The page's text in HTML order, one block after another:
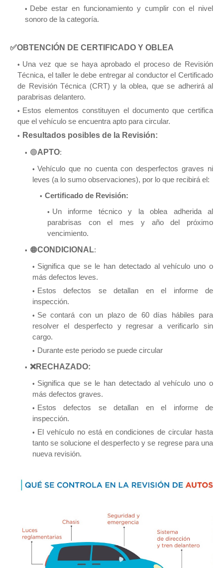
Debe estar en funcionamiento y cumplir con el nivel
sonoro de la categoría.
✅OBTENCIÓN DE CERTIFICADO Y OBLEA
Una vez que se haya aprobado el proceso de Revisión
Técnica, el taller le debe entregar al conductor el Certificado
de Revisión Técnica (CRT) y la oblea, que se adherirá al
parabrisas delantero.
Estos elementos constituyen el documento que certifica
que el vehículo se encuentra apto para circular.
Resultados posibles de la Revisión:
🟢APTO:
Vehículo que no cuenta con desperfectos graves ni
leves (a lo sumo observaciones), por lo que recibirá el:
Certificado de Revisión:
Un informe técnico y la oblea adherida al
parabrisas con el mes y año del próximo
vencimiento.
🟠CONDICIONAL:
Significa que se le han detectado al vehículo uno o
más defectos leves.
Estos defectos se detallan en el informe de
inspección.
Se contará con un plazo de 60 días hábiles para
resolver el desperfecto y regresar a verificarlo sin
cargo.
Durante este periodo se puede circular
❌RECHAZADO:
Significa que se le han detectado al vehículo uno o
más defectos graves.
Estos defectos se detallan en el informe de
inspección.
El vehículo no está en condiciones de circular hasta
tanto se solucione el desperfecto y se regrese para una
nueva revisión.